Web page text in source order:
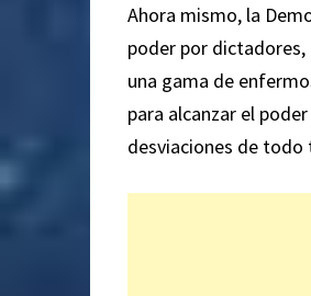
Ahora mismo, la
poder por
una gama de
para alcanzar el
desviaciones de todo